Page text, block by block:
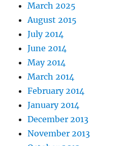
March 2025
August 2015
July 2014
June 2014
May 2014
March 2014
February 2014
January 2014
December 2013
November 2013